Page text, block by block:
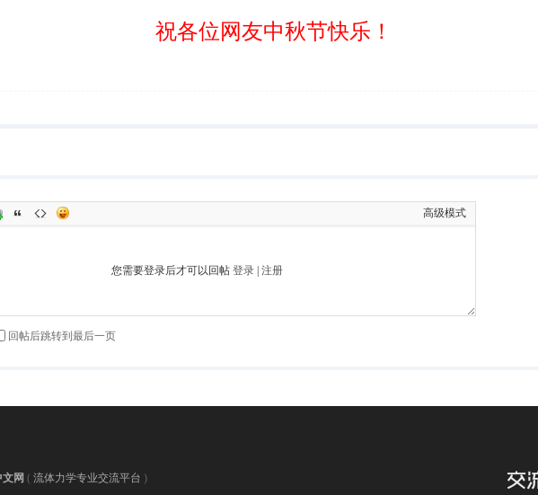
祝各位网友中秋节快乐！
高级模式
您需要登录后才可以回帖 登录 注册
回帖后跳转到最后一页
网 ( 流体力学专业交流平台 )